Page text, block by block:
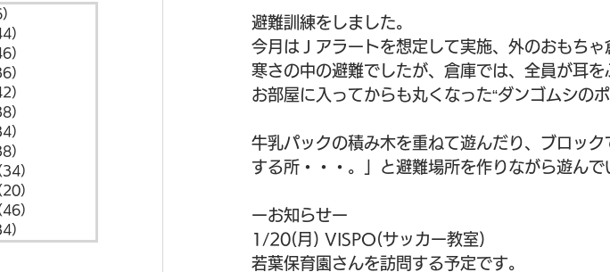
）
）
）
）
）
）
）
）
）
）
）
避難訓練をしました。
今月はＪアラートを想定して実施、外のおもちゃ
寒さの中の避難でしたが、倉庫では、全員が耳を
お部屋に入ってからも丸くなった“ダンゴムシのポ
牛乳パックの積み木を重ねて遊んだり、ブロッ
する所・・・。」と避難場所を作りながら遊んで
ーお知らせー
1/20(月) VISPO(サッカー教室)
若葉保育園さんを訪問する予定です。